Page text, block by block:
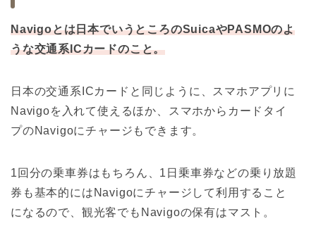
Navigoとは日本でいうところのSuicaやPASMOのよ
うな交通系ICカードのこと。
日本の交通系ICカードと同じように、スマホアプリに
Navigoを入れて使えるほか、スマホからカードタイ
プのNavigoにチャージもできます。
1回分の乗車券はもちろん、1日乗車券などの乗り放題
券も基本的にはNavigoにチャージして利用すること
になるので、観光客でもNavigoの保有はマスト。